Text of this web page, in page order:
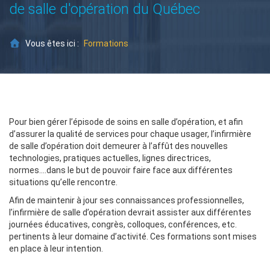
de salle d'opération du Québec
Vous êtes ici : Formations
Pour bien gérer l’épisode de soins en salle d’opération, et afin
d’assurer la qualité de services pour chaque usager, l’infirmière
de salle d’opération doit demeurer à l’affût des nouvelles
technologies, pratiques actuelles, lignes directrices,
normes….dans le but de pouvoir faire face aux différentes
situations qu’elle rencontre.
Afin de maintenir à jour ses connaissances professionnelles,
l’infirmière de salle d’opération devrait assister aux différentes
journées éducatives, congrès, colloques, conférences, etc.
pertinents à leur domaine d’activité. Ces formations sont mises
en place à leur intention.